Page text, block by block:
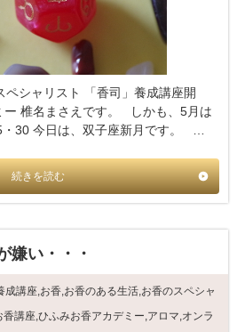
ペシャリスト 「香司」養成講座開
椎名まさえです。 しかも、5月は
・30 今日は、双子座新月です。 …
続きを読む
嫌い・・・
成講座 お香 お香のある生活 お香のスペシャ
香講座 ひふみお香アカデミー アロマ オンラ